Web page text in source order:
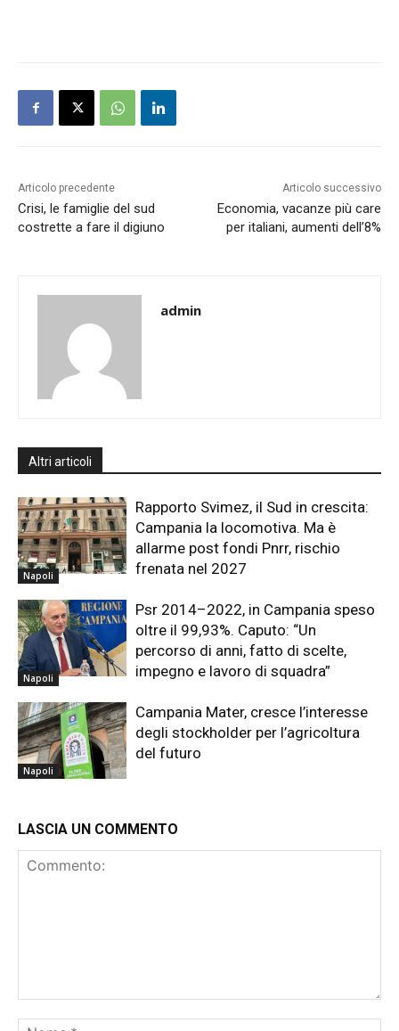
Articolo precedente
Crisi, le famiglie del sud
costrette a fare il digiuno
Articolo successivo
Economia, vacanze più care
per italiani, aumenti dell’8%
admin
Altri articoli
Napoli
Rapporto Svimez, il Sud in crescita:
Campania la locomotiva. Ma è
allarme post fondi Pnrr, rischio
frenata nel 2027
Napoli
Psr 2014–2022, in Campania speso
oltre il 99,93%. Caputo: “Un
percorso di anni, fatto di scelte,
impegno e lavoro di squadra”
Napoli
Campania Mater, cresce l’interesse
degli stockholder per l’agricoltura
del futuro
LASCIA UN COMMENTO